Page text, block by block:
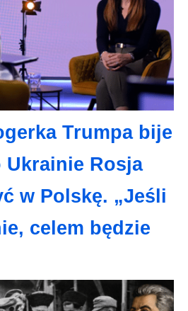
Trumpa bije
Ukrainie Rosja
w Polskę. „Jeśli
celem będzie